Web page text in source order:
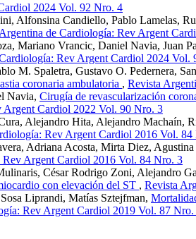
2024 Vol. 92 Nro. 4
Alfonsina Candiello, Pablo Lamelas,
de Cardiología: Rev Argent
Mariano Vrancic, Daniel Navia, Juan
Rev Argent Cardiol 2024 Vol.
M. Spaletra, Gustavo O. Pedernera,
coronaria ambulatoria , Revista
Navia, Cirugía de revascularización
Argent Cardiol 2022 Vol. 90 Nro. 3
Alejandro Hita, Alejandro Machaín,
Rev Argent Cardiol 2016 Vol. 84
Adriana Acosta, Mirta Diez,
Argent Cardiol 2016 Vol. 84 Nro. 3
César Rodrigo Zoni, Alejandro
con elevación del ST , Revista
Liprandi, Matías Sztejfman,
Rev Argent Cardiol 2019 Vol. 87 Nro.